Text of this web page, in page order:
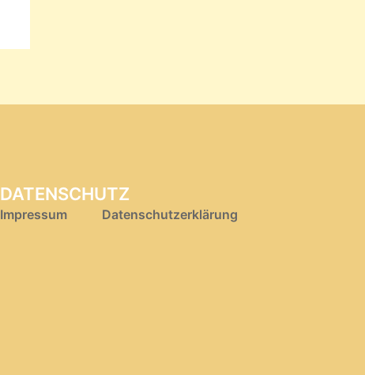
DATENSCHUTZ
Impressum Datenschutzerklärung